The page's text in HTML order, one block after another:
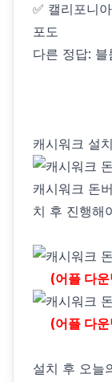
✅ 캘리포니
포도
다른 정답:
캐시워크 설
캐시워크 돈
치 후 진행해
(어플 다
(어플 다
설치 후 오늘